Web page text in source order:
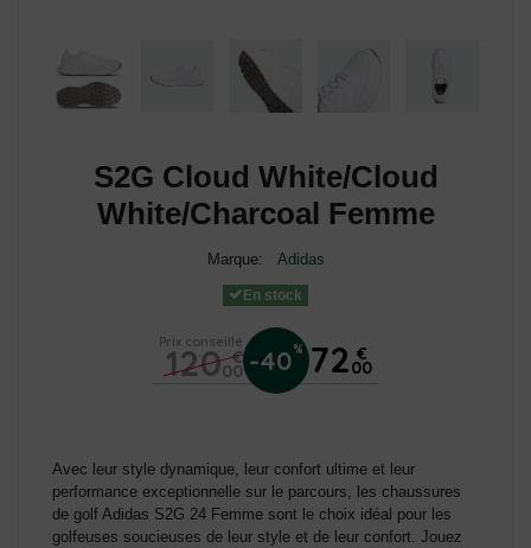
S2G Cloud White/Cloud
White/Charcoal Femme
Marque: Adidas
En stock
Prix conseillé
120 €
00 -40% 72 €
00
Avec leur style dynamique, leur confort ultime et leur
performance exceptionnelle sur le parcours, les chaussures
de golf Adidas S2G 24 Femme sont le choix idéal pour les
golfeuses soucieuses de leur style et de leur confort. Jouez